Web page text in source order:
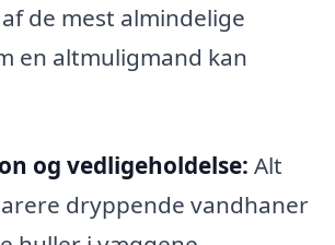
de mest almindelige
en altmuligmand kan
og vedligeholdelse: Alt
dryppende vandhaner